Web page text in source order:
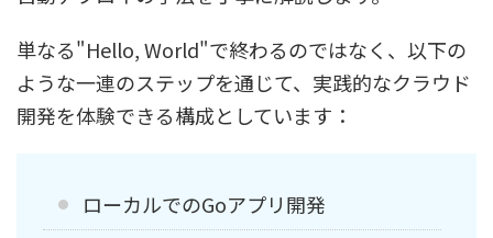
単なる"Hello, World"で終わるのではなく、以下の
ような一連のステップを通じて、実践的なクラウド
開発を体験できる構成としています：
ローカルでのGoアプリ開発